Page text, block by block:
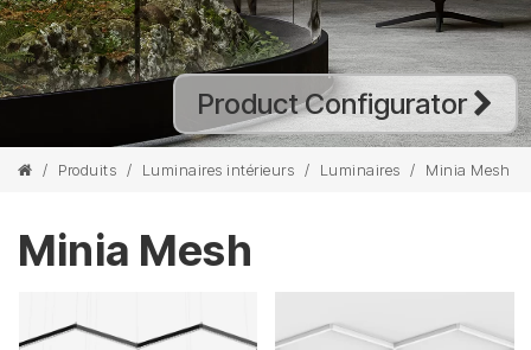
Product Configurator
/ Produits / Luminaires intérieurs / Luminaires / Minia Mesh
Minia Mesh